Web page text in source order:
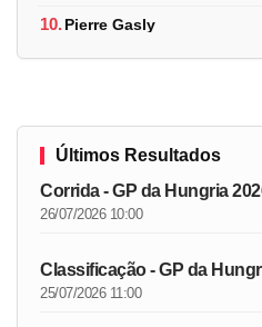
10.Pierre Gasly
Últimos Resultados
Corrida - GP da Hungria
26/07/2026 10:00
Classificação - GP da
25/07/2026 11:00